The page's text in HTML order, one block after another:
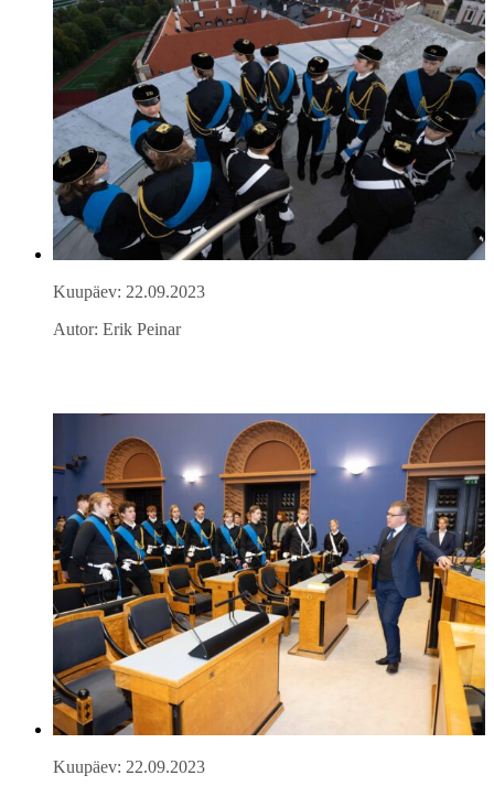
Kuupäev: 22.09.2023
Autor: Erik Peinar
Kuupäev: 22.09.2023